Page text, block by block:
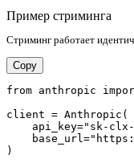
Пример стриминга
Стриминг работает
Copy
from anthropic
client = Anthropic(
api_key="sk-
)